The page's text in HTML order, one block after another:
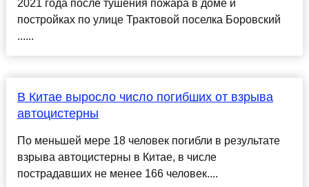
2021 года после тушения пожара в доме и
постройках по улице Трактовой поселка Боровский
......
В Китае выросло число погибших от взрыва
автоцистерны
По меньшей мере 18 человек погибли в результате
взрыва автоцистерны в Китае, в числе
пострадавших не менее 166 человек....